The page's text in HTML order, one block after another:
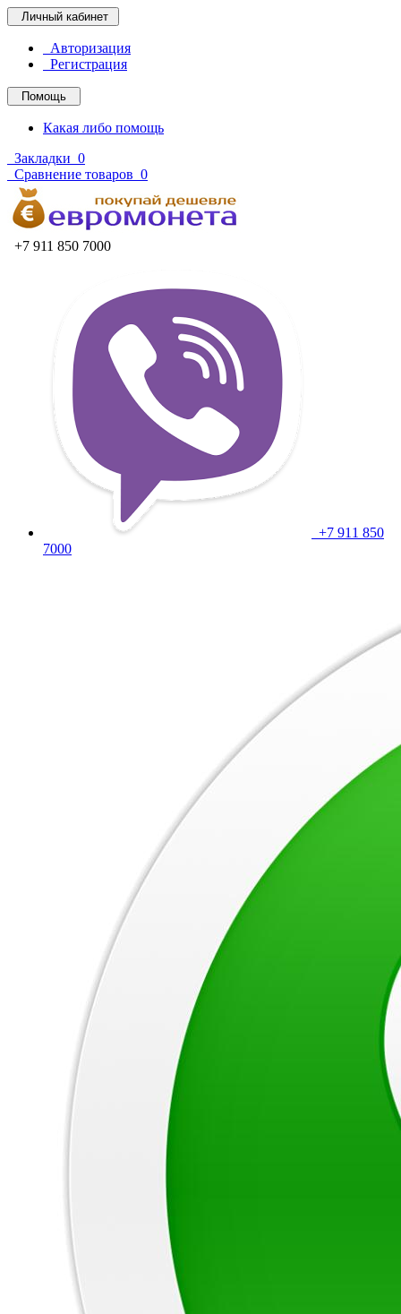
Личный кабинет
Авторизация
Регистрация
Помощь
Какая либо помощь
Закладки 0
Сравнение товаров 0
+7 911 850 7000
+7 911 850
7000